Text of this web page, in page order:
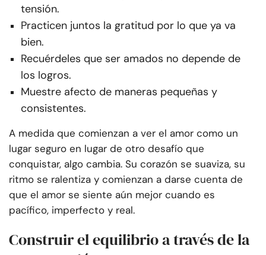
tensión.
Practicen juntos la gratitud por lo que ya va
bien.
Recuérdeles que ser amados no depende de
los logros.
Muestre afecto de maneras pequeñas y
consistentes.
A medida que comienzan a ver el amor como un
lugar seguro en lugar de otro desafío que
conquistar, algo cambia. Su corazón se suaviza, su
ritmo se ralentiza y comienzan a darse cuenta de
que el amor se siente aún mejor cuando es
pacífico, imperfecto y real.
Construir el equilibrio a través de la